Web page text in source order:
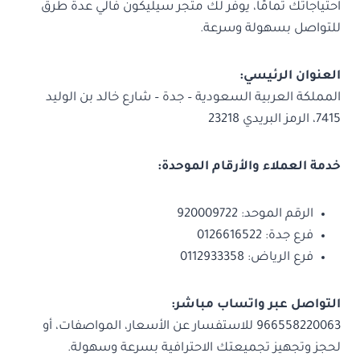
احتياجاتك تمامًا، يوفر لك متجر سيليكون فالي عدة طرق
للتواصل بسهولة وسرعة.
العنوان الرئيسي:
المملكة العربية السعودية – جدة – شارع خالد بن الوليد
7415، الرمز البريدي 23218
خدمة العملاء والأرقام الموحدة:
الرقم الموحد: 920009722
فرع جدة: 0126616522
فرع الرياض: 0112933358
التواصل عبر واتساب مباشر:
966558220063 للاستفسار عن الأسعار، المواصفات، أو
لحجز وتجهيز تجميعتك الاحترافية بسرعة وسهولة.